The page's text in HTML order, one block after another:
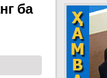
ба